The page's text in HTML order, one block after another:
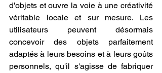
d'objets et ouvre la voie à une créativité
véritable locale et sur mesure. Les
utilisateurs peuvent désormais
concevoir des objets parfaitement
adaptés à leurs besoins et à leurs goûts
personnels, qu'il s'agisse de fabriquer